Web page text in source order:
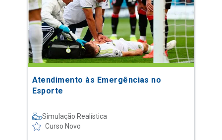
Atendimento às Emergências no
Esporte
Simulação Realística
Curso Novo